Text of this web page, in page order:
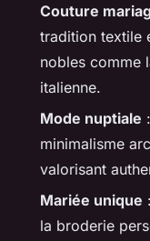
Couture
tradition textile
nobles comme
italienne.
Mode nuptiale
minimalisme
valorisant
Mariée unique
la broderie